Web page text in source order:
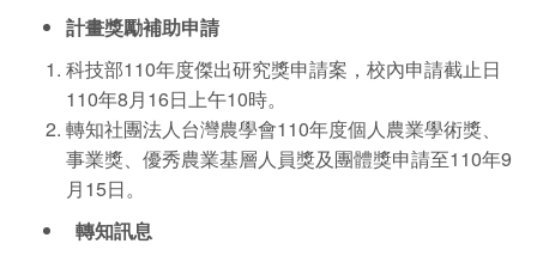
計畫獎勵補助申請
科技部110年度傑出研究獎申請案，校內申請截止日
110年8月16日上午10時。
轉知社團法人台灣農學會110年度個人農業學術獎、
事業獎、優秀農業基層人員獎及團體獎申請至110年9
月15日。
轉知訊息